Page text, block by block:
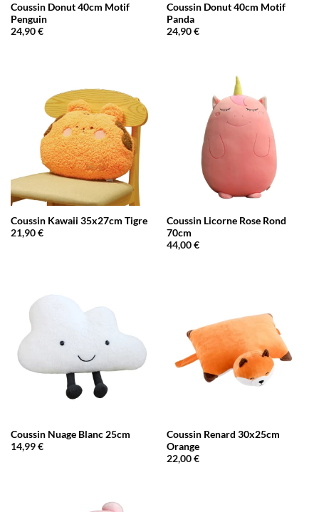
Coussin Donut 40cm Motif
Penguin
24,90€
Coussin Donut 40cm Motif
Panda
24,90€
Coussin Kawaii 35x27cm Tigre
21,90€
Coussin Licorne Rose Rond
70cm
44,00€
Coussin Nuage Blanc 25cm
14,99€
Coussin Renard 30x25cm
Orange
22,00€